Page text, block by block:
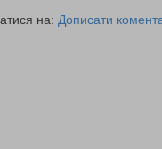
на: Дописати